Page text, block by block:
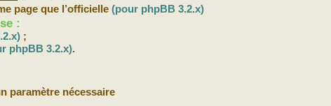
page que l’officielle(pour phpBB 3.2.x)
:
;
phpBB 3.2.x).
paramètre nécessaire